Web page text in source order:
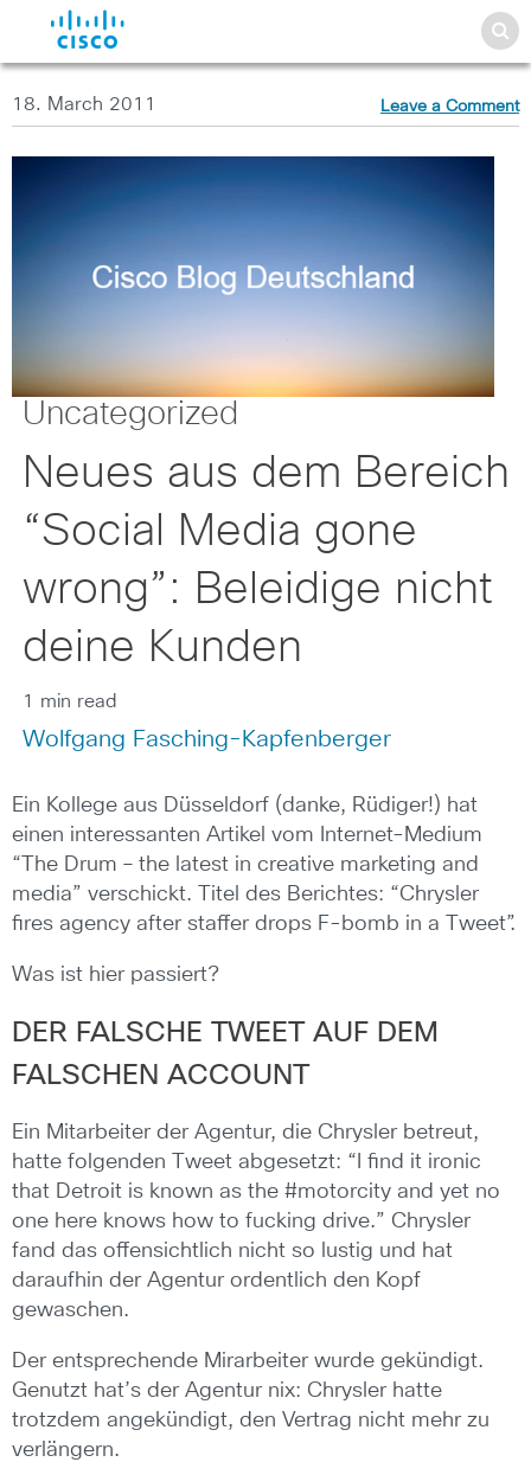
18. March 2011 Leave a Comment
Uncategorized
Neues aus dem Bereich
“Social Media gone
wrong”: Beleidige nicht
deine Kunden
1 min read
Wolfgang Fasching-Kapfenberger
Ein Kollege aus Düsseldorf (danke, Rüdiger!) hat
einen interessanten Artikel vom Internet-Medium
“The Drum – the latest in creative marketing and
media” verschickt. Titel des Berichtes: “Chrysler
fires agency after staffer drops F-bomb in a Tweet”.
Was ist hier passiert?
DER FALSCHE TWEET AUF DEM
FALSCHEN ACCOUNT
Ein Mitarbeiter der Agentur, die Chrysler betreut,
hatte folgenden Tweet abgesetzt: “I find it ironic
that Detroit is known as the #motorcity and yet no
one here knows how to fucking drive.” Chrysler
fand das offensichtlich nicht so lustig und hat
daraufhin der Agentur ordentlich den Kopf
gewaschen.
Der entsprechende Mirarbeiter wurde gekündigt.
Genutzt hat’s der Agentur nix: Chrysler hatte
trotzdem angekündigt, den Vertrag nicht mehr zu
verlängern.